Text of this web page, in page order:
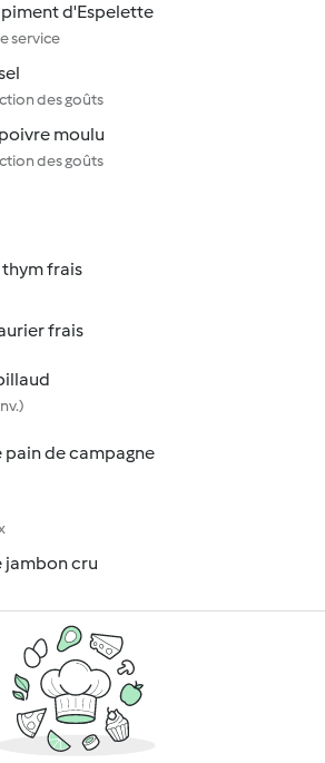
piment d'Espelette
service
des goûts
moulu
des goûts
frais
frais
pain de campagne
jambon cru